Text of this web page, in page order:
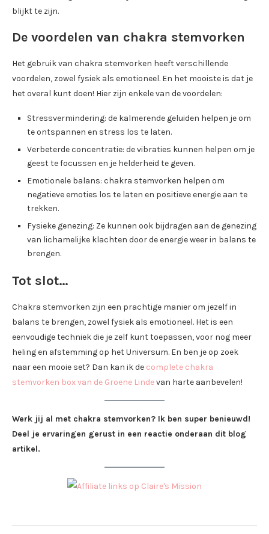
blijkt te zijn.
De voordelen van chakra stemvorken
Het gebruik van chakra stemvorken heeft verschillende
voordelen, zowel fysiek als emotioneel. En het mooiste is dat je
het overal kunt doen! Hier zijn enkele van de voordelen:
Stressvermindering: de kalmerende geluiden helpen je om
te ontspannen en stress los te laten.
Verbeterde concentratie: de vibraties kunnen helpen om je
geest te focussen en je helderheid te geven.
Emotionele balans: chakra stemvorken helpen om
negatieve emoties los te laten en positieve energie aan te
trekken.
Fysieke genezing: Ze kunnen ook bijdragen aan de genezing
van lichamelijke klachten door de energie weer in balans te
brengen.
Tot slot…
Chakra stemvorken zijn een prachtige manier om jezelf in
balans te brengen, zowel fysiek als emotioneel. Het is een
eenvoudige techniek die je zelf kunt toepassen, voor nog meer
heling en afstemming op het Universum. En ben je op zoek
naar een mooie set? Dan kan ik de complete chakra
stemvorken box van de Groene Lindevan harte aanbevelen!
Werk jij al met chakra stemvorken? Ik ben super benieuwd!
Deel je ervaringen gerust in een reactie onderaan dit blog
artikel.